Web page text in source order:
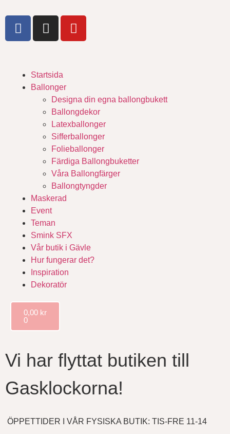
Startsida
Ballonger
Designa din egna ballongbukett
Ballongdekor
Latexballonger
Sifferballonger
Folieballonger
Färdiga Ballongbuketter
Våra Ballongfärger
Ballongtyngder
Maskerad
Event
Teman
Smink SFX
Vår butik i Gävle
Hur fungerar det?
Inspiration
Dekoratör
0,00 kr
0
Vi har flyttat butiken till
Gasklockorna!
ÖPPETTIDER I VÅR FYSISKA BUTIK: TIS-FRE 11-14